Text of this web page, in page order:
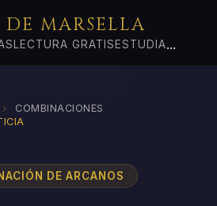
DE MARSELLA
LECTURA GRATIS ESTUDIA...
› COMBINACIONES
DE ARCANOS